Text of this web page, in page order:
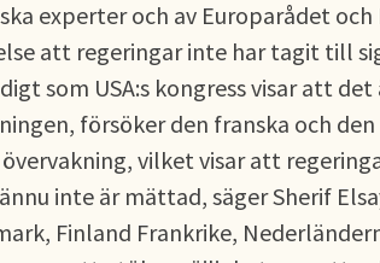
experter och av Europarådet och
att regeringar inte har tagit till
som USA:s kongress visar att
försöker den franska och
vilket visar att
inte är mättad, säger Sherif
Finland Frankrike,